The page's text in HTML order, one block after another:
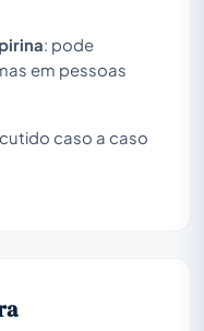
: pode
em pessoas
caso a caso